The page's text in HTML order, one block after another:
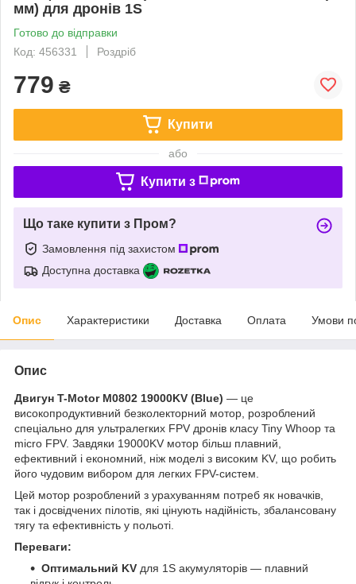
мм) для дронів 1S
Готово до відправки
Код: 456331
Роздріб
779 ₴
Купити
або
Купити з
Що таке купити з Пром?
Замовлення під захистом
Доступна доставка
Опис Характеристики Доставка Оплата Умови
Опис
Двигун T-Motor M0802 19000KV (Blue) — це
високопродуктивний безколекторний мотор, розроблений
спеціально для ультралегких FPV дронів класу Tiny Whoop та
micro FPV. Завдяки 19000KV мотор більш плавний,
ефективний і економний, ніж моделі з високим KV, що робить
його чудовим вибором для легких FPV-систем.
Цей мотор розроблений з урахуванням потреб як новачків,
так і досвідчених пілотів, які цінують надійність, збалансовану
тягу та ефективність у польоті.
Переваги:
Оптимальний KV для 1S акумуляторів — плавний